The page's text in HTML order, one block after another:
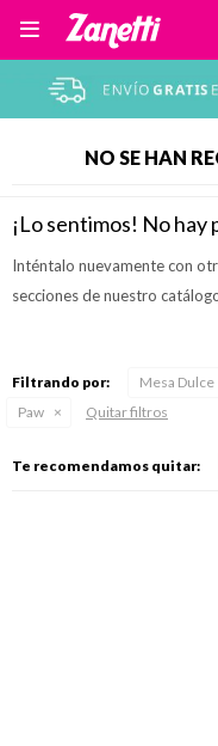

NO SE HAN
¡Lo sentimos! No
Inténtalo nuevamente con
secciones de nuestro
Filtrando por: Mesa Dulce
Paw
Quitar filtros
Te recomendamos quitar: